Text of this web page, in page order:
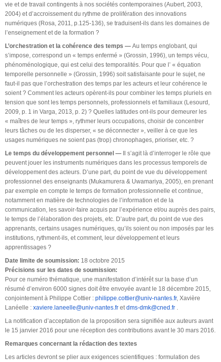
vie et de travail contingents à nos sociétés contemporaines (Aubert, 2003,
2004) et d’accroissement du rythme de prolifération des innovations
numériques (Rosa, 2011, p.125-136), se traduisent-ils dans les domaines de
l’enseignement et de la formation ?
L’orchestration et la cohérence des temps — Au temps englobant, qui
s’impose, correspond un « temps enfermé » (Grossin, 1996), un temps vécu,
phénoménologique, qui est celui des temporalités. Pour que l’ « équation
temporelle personnelle » (Grossin, 1996) soit satisfaisante pour le sujet, ne
faut-il pas que l’orchestration des temps par les acteurs et leur cohérence le
soient ? Comment les acteurs opèrent-ils pour combiner les temps pluriels en
tension que sont les temps personnels, professionnels et familiaux (Lesourd,
2009, p. 1 in Varga, 2013, p. 2) ? Quelles latitudes ont-ils pour demeurer les
« maîtres de leur temps », rythmer leurs occupations, choisir de concentrer
leurs tâches ou de les disperser, « se déconnecter », veiller à ce que les
usages numériques ne soient pas (trop) chronophages, prioriser, etc. ?
Le temps du développement personnel — Il s’agit là d’interroger le rôle que
peuvent jouer les instruments numériques dans les processus temporels de
développement des acteurs. D’une part, du point de vue du développement
professionnel des enseignants (Mukamurera & Uwamariya, 2005), en prenant
par exemple en compte le temps de formation professionnelle et continue,
notamment en matière de technologies de l’information et de la
communication, les savoir-faire acquis par l’expérience et/ou auprès des pairs,
le temps de l’élaboration des projets, etc. D’autre part, du point de vue des
apprenants, certains usages numériques, qu’ils soient ou non imposés par les
institutions, rythment-ils, et comment, leur développement et leurs
apprentissages ?
Date limite de soumission: 18 octobre 2015
Précisions sur les dates de soumission:
Pour ce numéro thématique, une manifestation d’intérêt sur la base d’un
résumé d’environ 6000 signes doit être envoyée avant le 18 décembre 2015,
conjointement à Philippe Cottier : philippe.cottier@univ-nantes.fr, Xavière
Lanéelle : xaviere.laneelle@univ-nantes.fr etdms-dmk@cned.fr .
La notification d’acceptation de la proposition sera signifiée aux auteurs avant
le 15 janvier 2016 pour une réception des contributions avant le 30 mars 2016.
Remarques concernant la rédaction des textes
Les articles devront se plier aux exigences scientifiques : formulation des